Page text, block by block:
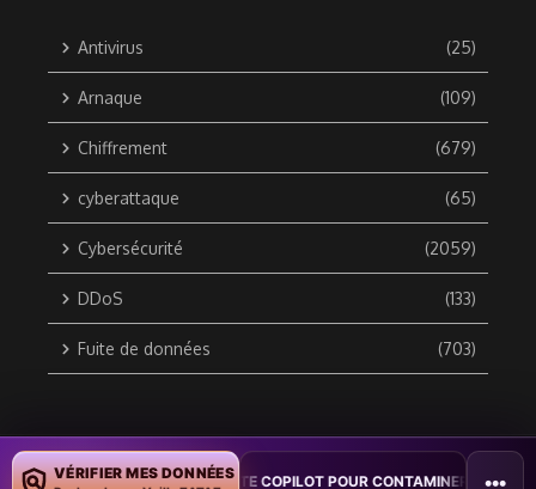
Antivirus (25)
Arnaque (109)
Chiffrement (679)
cyberattaque (65)
Cybersécurité (2059)
DDoS (133)
Fuite de données (703)
Copyright © 2010 / 2026 DATA SECURITY BREACH - Groupe
VÉRIFIER MES DONNÉES
WORD EXPLOITE COPILOT POUR CONTAMINER DES DOCUMENTS•••